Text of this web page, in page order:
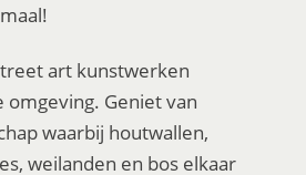
art kunstwerken
omgeving. Geniet van
waarbij houtwallen,
weilanden en bos elkaar